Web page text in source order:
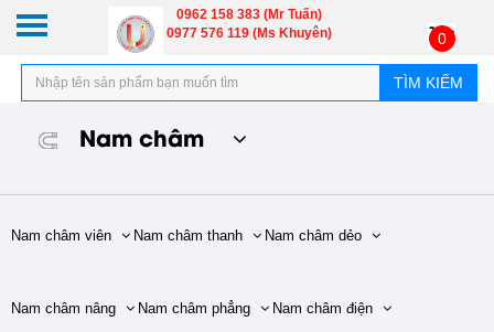
0962 158 383 (Mr Tuấn)
0977 576 119 (Ms Khuyên)
0
TÌM KIẾM
Nam châm
Nam châm viên Nam châm thanh Nam châm dẻo
Nam châm nâng Nam châm phẳng Nam châm điện